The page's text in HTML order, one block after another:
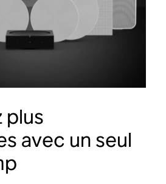
plus
avec un seul